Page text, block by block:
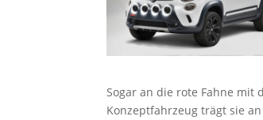
Sogar an die rote Fahne mit
Konzeptfahrzeug trägt sie